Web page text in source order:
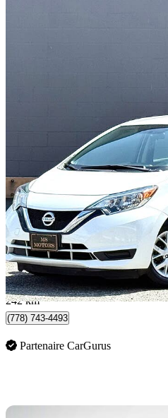
2018 Nissan Versa Note
SV FWD
8 999 $
158 $/mois env.
Surrey, BC
242 km
(778) 743-4493
Partenaire CarGurus